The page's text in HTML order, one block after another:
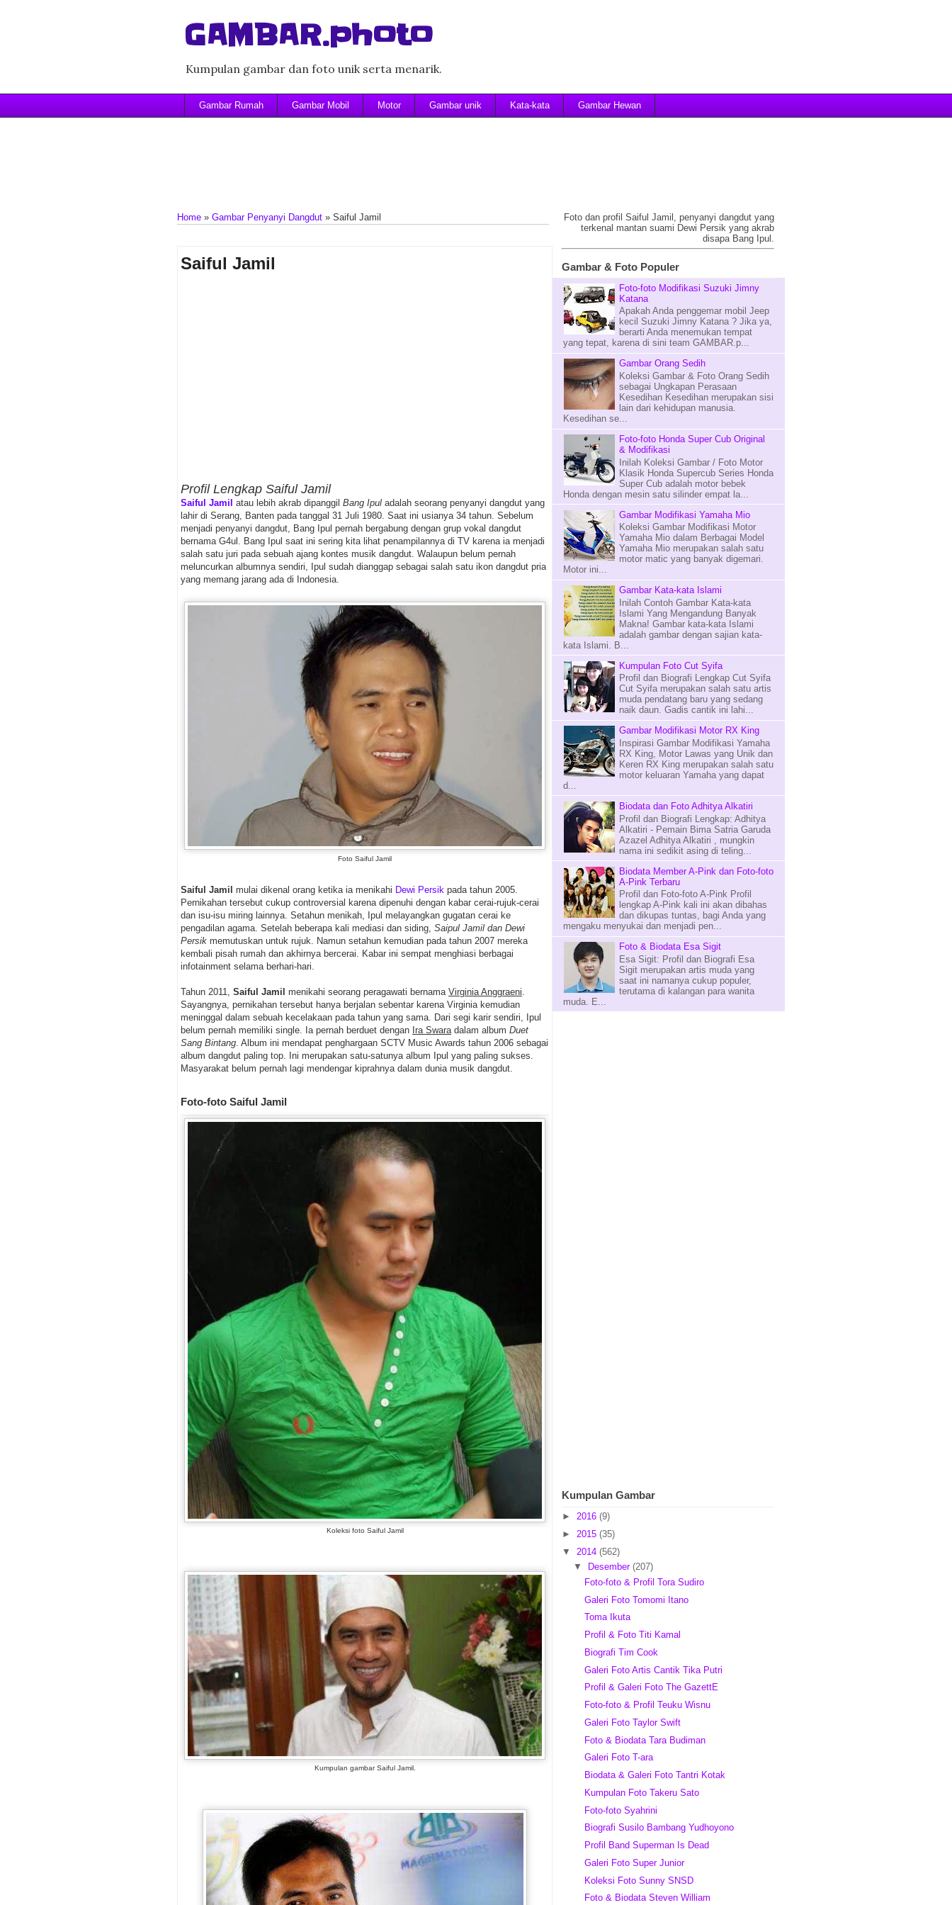
GAMBAR.photo
Kumpulan gambar dan foto unik serta menarik.
Gambar Rumah Gambar Mobil Motor Gambar unik Kata-kata Gambar Hewan
Home » Gambar Penyanyi Dangdut » Saiful Jamil
Saiful Jamil
Profil Lengkap Saiful Jamil
Saiful Jamil atau lebih akrab dipanggil Bang Ipul adalah seorang penyanyi dangdut yang
lahir di Serang, Banten pada tanggal 31 Juli 1980. Saat ini usianya 34 tahun. Sebelum
menjadi penyanyi dangdut, Bang Ipul pernah bergabung dengan grup vokal dangdut
bernama G4ul. Bang Ipul saat ini sering kita lihat penampilannya di TV karena ia menjadi
salah satu juri pada sebuah ajang kontes musik dangdut. Walaupun belum pernah
meluncurkan albumnya sendiri, Ipul sudah dianggap sebagai salah satu ikon dangdut pria
yang memang jarang ada di Indonesia.
Foto Saiful Jamil
Saiful Jamil mulai dikenal orang ketika ia menikahi Dewi Persik pada tahun 2005.
Pernikahan tersebut cukup controversial karena dipenuhi dengan kabar cerai-rujuk-cerai
dan isu-isu miring lainnya. Setahun menikah, Ipul melayangkan gugatan cerai ke
pengadilan agama. Setelah beberapa kali mediasi dan siding, Saipul Jamil dan Dewi
Persik memutuskan untuk rujuk. Namun setahun kemudian pada tahun 2007 mereka
kembali pisah rumah dan akhirnya bercerai. Kabar ini sempat menghiasi berbagai
infotainment selama berhari-hari.
Tahun 2011, Saiful Jamil menikahi seorang peragawati bernama Virginia Anggraeni.
Sayangnya, pernikahan tersebut hanya berjalan sebentar karena Virginia kemudian
meninggal dalam sebuah kecelakaan pada tahun yang sama. Dari segi karir sendiri, Ipul
belum pernah memiliki single. Ia pernah berduet dengan Ira Swaradalam album Duet
Sang Bintang. Album ini mendapat penghargaan SCTV Music Awards tahun 2006 sebagai
album dangdut paling top. Ini merupakan satu-satunya album Ipul yang paling sukses.
Masyarakat belum pernah lagi mendengar kiprahnya dalam dunia musik dangdut.
Foto-foto Saiful Jamil
Koleksi foto Saiful Jamil
Kumpulan gambar Saiful Jamil.
Foto dan profil Saiful Jamil, penyanyi dangdut yang
terkenal mantan suami Dewi Persik yang akrab
disapa Bang Ipul.
Gambar & Foto Populer
Foto-foto Modifikasi Suzuki Jimny
Katana
Apakah Anda penggemar mobil Jeep
kecil Suzuki Jimny Katana ? Jika ya,
berarti Anda menemukan tempat
yang tepat, karena di sini team GAMBAR.p...
Gambar Orang Sedih
Koleksi Gambar & Foto Orang Sedih
sebagai Ungkapan Perasaan
Kesedihan Kesedihan merupakan sisi
lain dari kehidupan manusia.
Kesedihan se...
Foto-foto Honda Super Cub Original
& Modifikasi
Inilah Koleksi Gambar / Foto Motor
Klasik Honda Supercub Series Honda
Super Cub adalah motor bebek
Honda dengan mesin satu silinder empat la...
Gambar Modifikasi Yamaha Mio
Koleksi Gambar Modifikasi Motor
Yamaha Mio dalam Berbagai Model
Yamaha Mio merupakan salah satu
motor matic yang banyak digemari.
Motor ini...
Gambar Kata-kata Islami
Inilah Contoh Gambar Kata-kata
Islami Yang Mengandung Banyak
Makna! Gambar kata-kata Islami
adalah gambar dengan sajian kata-
kata Islami. B...
Kumpulan Foto Cut Syifa
Profil dan Biografi Lengkap Cut Syifa
Cut Syifa merupakan salah satu artis
muda pendatang baru yang sedang
naik daun. Gadis cantik ini lahi...
Gambar Modifikasi Motor RX King
Inspirasi Gambar Modifikasi Yamaha
RX King, Motor Lawas yang Unik dan
Keren RX King merupakan salah satu
motor keluaran Yamaha yang dapat
d...
Biodata dan Foto Adhitya Alkatiri
Profil dan Biografi Lengkap: Adhitya
Alkatiri - Pemain Bima Satria Garuda
Azazel Adhitya Alkatiri , mungkin
nama ini sedikit asing di teling...
Biodata Member A-Pink dan Foto-foto
A-Pink Terbaru
Profil dan Foto-foto A-Pink Profil
lengkap A-Pink kali ini akan dibahas
dan dikupas tuntas, bagi Anda yang
mengaku menyukai dan menjadi pen...
Foto & Biodata Esa Sigit
Esa Sigit: Profil dan Biografi Esa
Sigit merupakan artis muda yang
saat ini namanya cukup populer,
terutama di kalangan para wanita
muda. E...
Kumpulan Gambar
► 2016 (9)
► 2015 (35)
▼ 2014 (562)
▼
Desember (207)
Foto-foto & Profil Tora Sudiro
Galeri Foto Tomomi Itano
Toma Ikuta
Profil & Foto Titi Kamal
Biografi Tim Cook
Galeri Foto Artis Cantik Tika Putri
Profil & Galeri Foto The GazettE
Foto-foto & Profil Teuku Wisnu
Galeri Foto Taylor Swift
Foto & Biodata Tara Budiman
Galeri Foto T-ara
Biodata & Galeri Foto Tantri Kotak
Kumpulan Foto Takeru Sato
Foto-foto Syahrini
Biografi Susilo Bambang Yudhoyono
Profil Band Superman Is Dead
Galeri Foto Super Junior
Koleksi Foto Sunny SNSD
Foto & Biodata Steven William